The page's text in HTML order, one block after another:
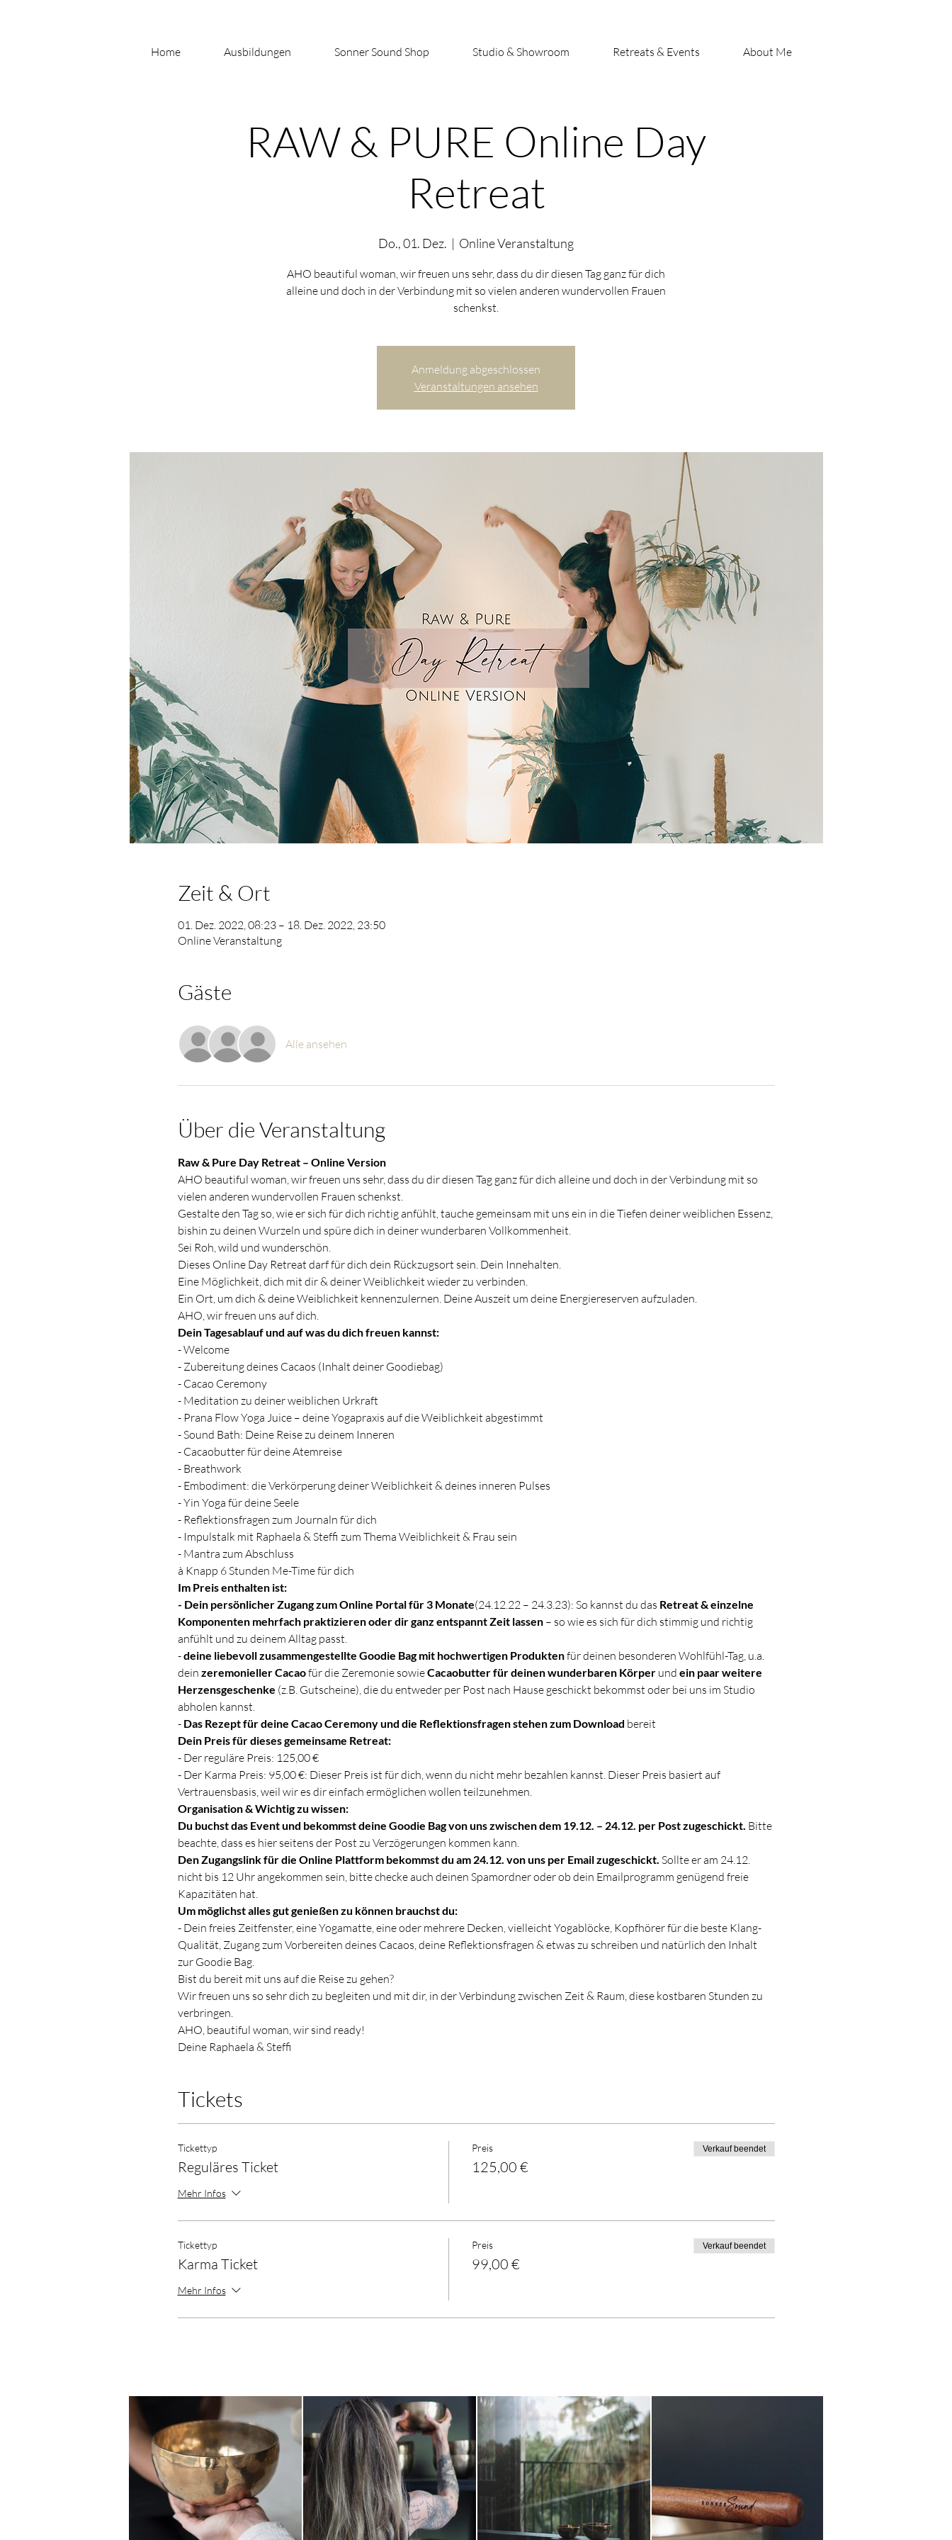
Home Ausbildungen Sonner Sound Shop Studio & Showroom Retreats & Events About Me
RAW & PURE Online Day
Retreat
Do., 01. Dez.
  |
Online Veranstaltung
AHO beautiful woman, wir freuen uns sehr, dass du dir diesen Tag ganz für dich
alleine und doch in der Verbindung mit so vielen anderen wundervollen Frauen
schenkst.
Anmeldung abgeschlossen
Veranstaltungen ansehen
Zeit & Ort
01. Dez. 2022, 08:23 – 18. Dez. 2022, 23:50
Online Veranstaltung
Gäste
Alle ansehen
Über die Veranstaltung
Raw & Pure Day Retreat – Online Version
AHO beautiful woman, wir freuen uns sehr, dass du dir diesen Tag ganz für dich alleine und doch in der Verbindung mit so
vielen anderen wundervollen Frauen schenkst.
Gestalte den Tag so, wie er sich für dich richtig anfühlt, tauche gemeinsam mit uns ein in die Tiefen deiner weiblichen Essenz,
bishin zu deinen Wurzeln und spüre dich in deiner wunderbaren Vollkommenheit.
Sei Roh, wild und wunderschön.
Dieses Online Day Retreat darf für dich dein Rückzugsort sein. Dein Innehalten.
Eine Möglichkeit, dich mit dir & deiner Weiblichkeit wieder zu verbinden.
Ein Ort, um dich & deine Weiblichkeit kennenzulernen. Deine Auszeit um deine Energiereserven aufzuladen.​
AHO, wir freuen uns auf dich.
Dein Tagesablauf und auf was du dich freuen kannst:
- Welcome
- Zubereitung deines Cacaos (Inhalt deiner Goodiebag)
- Cacao Ceremony
- Meditation zu deiner weiblichen Urkraft
- Prana Flow Yoga Juice – deine Yogapraxis auf die Weiblichkeit abgestimmt
- Sound Bath: Deine Reise zu deinem Inneren
- Cacaobutter für deine Atemreise
- Breathwork
- Embodiment: die Verkörperung deiner Weiblichkeit & deines inneren Pulses
- Yin Yoga für deine Seele
- Reflektionsfragen zum Journaln für dich
- Impulstalk mit Raphaela & Steffi zum Thema Weiblichkeit & Frau sein
- Mantra zum Abschluss
à Knapp 6 Stunden Me-Time für dich
Im Preis enthalten ist:
- Dein persönlicher Zugang zum Online Portal für 3 Monate(24.12.22 – 24.3.23): So kannst du das Retreat & einzelne
Komponenten mehrfach praktizierenoder dir ganz entspannt Zeit lassen – so wie es sich für dich stimmig und richtig
anfühlt und zu deinem Alltag passt.
- deine liebevoll zusammengestellte Goodie Bag mit hochwertigen Produkten für deinen besonderen Wohlfühl-Tag, u.a.
dein zeremonieller Cacao für die Zeremonie sowie Cacaobutter für deinen wunderbaren Körper und ein paar weitere
Herzensgeschenke (z.B. Gutscheine), die du entweder per Post nach Hause geschickt bekommst oder bei uns im Studio
abholen kannst.
- Das Rezept für deine Cacao Ceremony und die Reflektionsfragen stehen zum Download bereit
Dein Preis für dieses gemeinsame Retreat:
- Der reguläre Preis: 125,00 €
- Der Karma Preis: 95,00 €: Dieser Preis ist für dich, wenn du nicht mehr bezahlen kannst. Dieser Preis basiert auf
Vertrauensbasis, weil wir es dir einfach ermöglichen wollen teilzunehmen.
Organisation & Wichtig zu wissen:
Du buchst das Event und bekommst deine Goodie Bag von uns zwischen dem 19.12. – 24.12. per Post zugeschickt. Bitte
beachte, dass es hier seitens der Post zu Verzögerungen kommen kann.
Den Zugangslink für die Online Plattform bekommst du am 24.12. von uns per Email zugeschickt. Sollte er am 24.12.
nicht bis 12 Uhr angekommen sein, bitte checke auch deinen Spamordner oder ob dein Emailprogramm genügend freie
Kapazitäten hat.
Um möglichst alles gut genießen zu können brauchst du:
- Dein freies Zeitfenster, eine Yogamatte, eine oder mehrere Decken, vielleicht Yogablöcke, Kopfhörer für die beste Klang-
Qualität, Zugang zum Vorbereiten deines Cacaos, deine Reflektionsfragen & etwas zu schreiben und natürlich den Inhalt
zur Goodie Bag.
Bist du bereit mit uns auf die Reise zu gehen?
Wir freuen uns so sehr dich zu begleiten und mit dir, in der Verbindung zwischen Zeit & Raum, diese kostbaren Stunden zu
verbringen.
AHO, beautiful woman, wir sind ready!
Deine Raphaela & Steffi
Tickets
Tickettyp
Reguläres Ticket
Mehr Infos
Preis
125,00 €
Verkauf beendet
Tickettyp
Karma Ticket
Mehr Infos
Preis
99,00 €
Verkauf beendet